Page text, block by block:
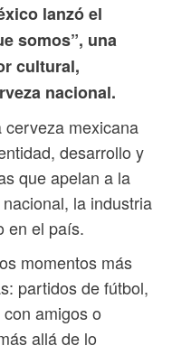
lanzó el
somos”, una
cultural,
nacional.
cerveza mexicana
desarrollo y
que apelan a la
la industria
en el país.
momentos más
partidos de fútbol,
amigos o
allá de lo